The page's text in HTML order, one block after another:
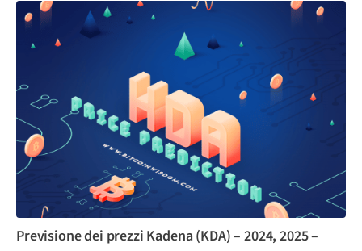
Previsione dei prezzi Kadena (KDA) – 2024, 2025 –